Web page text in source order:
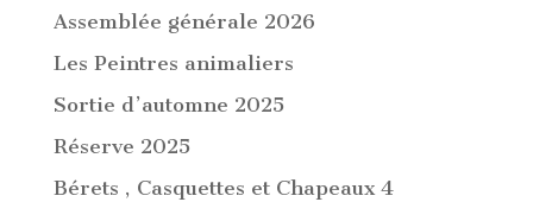
Assemblée générale 2026
Les Peintres animaliers
Sortie d’automne 2025
Réserve 2025
Bérets , Casquettes et Chapeaux 4